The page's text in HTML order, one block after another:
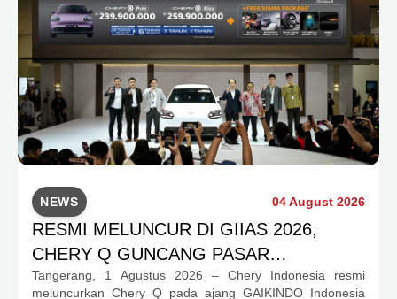
NEWS 04 August 2026
RESMI MELUNCUR DI GIIAS 2026,
CHERY Q GUNCANG PASAR
OTOMOTIF MELALUI HARGA SPESIAL
Tangerang, 1 Agustus 2026 – Chery Indonesia resmi
meluncurkan Chery Q pada ajang GAIKINDO Indonesia